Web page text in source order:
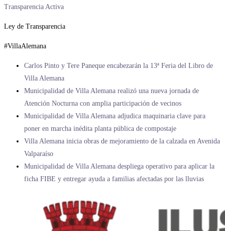
Transparencia Activa
Ley de Transparencia
#VillaAlemana
Carlos Pinto y Tere Paneque encabezarán la 13ª Feria del Libro de
Villa Alemana
Municipalidad de Villa Alemana realizó una nueva jornada de
Atención Nocturna con amplia participación de vecinos
Municipalidad de Villa Alemana adjudica maquinaria clave para
poner en marcha inédita planta pública de compostaje
Villa Alemana inicia obras de mejoramiento de la calzada en Avenida
Valparaíso
Municipalidad de Villa Alemana despliega operativo para aplicar la
ficha FIBE y entregar ayuda a familias afectadas por las lluvias